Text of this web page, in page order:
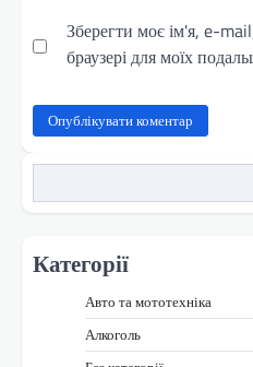
Зберегти моє ім'я, e-
браузері для моїх
Категорії
Авто та мототехніка
Алкоголь